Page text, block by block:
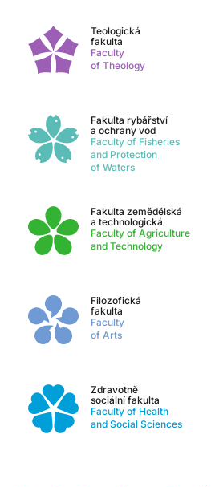
Teologická
fakulta
Faculty
of Theology
Fakulta rybářství
a ochrany vod
Faculty of Fisheries
and Protection
of Waters
Fakulta zemědělská
a technologická
Faculty of Agriculture
and Technology
Filozofická
fakulta
Faculty
of Arts
Zdravotně
sociální fakulta
Faculty of Health
and Social Sciences